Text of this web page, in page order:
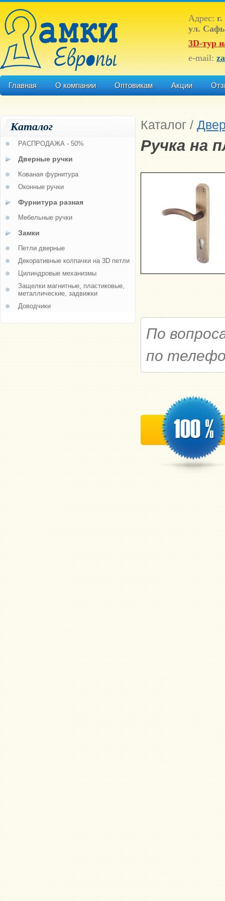
Адрес:
ул.
3D-тур
e-mail:
Главная О компании Оптовикам Акции
Каталог /
Ручка на
По
по
Каталог
РАСПРОДАЖА - 50%
Дверные ручки
Кованая фурнитура
Оконные ручки
Фурнитура разная
Мебельные ручки
Замки
Петли дверные
Декоративные колпачки на 3D петли
Цилиндровые механизмы
Защелки магнитные, пластиковые,
металлические, задвижки
Доводчики